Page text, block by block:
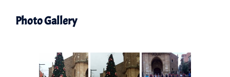
Photo Gallery